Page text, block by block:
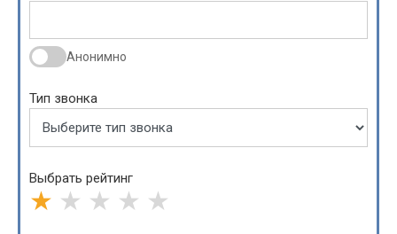
Анонимно
Тип звонка
Выбрать рейтинг
★ ★ ★ ★ ★